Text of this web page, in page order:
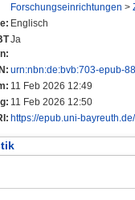
Forschungseinrichtungen >
Englisch
Ja
urn:nbn:de:bvb:703-epub-
11 Feb 2026 12:49
11 Feb 2026 12:50
https://epub.uni-